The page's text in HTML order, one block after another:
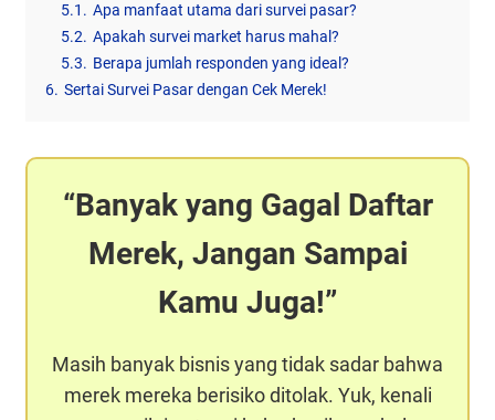
5.1. Apa manfaat utama dari survei pasar?
5.2. Apakah survei market harus mahal?
5.3. Berapa jumlah responden yang ideal?
6. Sertai Survei Pasar dengan Cek Merek!
Banyak yang Gagal Daftar
Merek, Jangan Sampai
Kamu Juga!
Masih banyak bisnis yang tidak sadar bahwa
merek mereka berisiko ditolak. Yuk, kenali